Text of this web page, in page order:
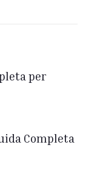
per
Completa